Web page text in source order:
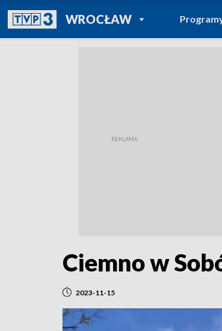
WROCŁAWPOWRÓT DO
TVP REGIONY
Ciemno w
2023-11-15